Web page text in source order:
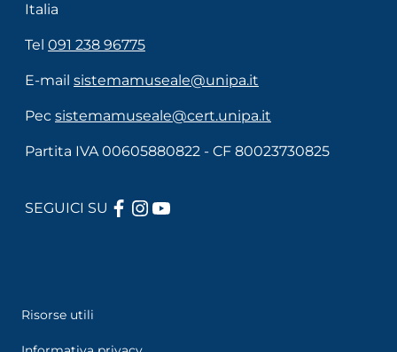
Italia
Tel 091 238 96775
E-mail sistemamuseale@unipa.it
Pec sistemamuseale@cert.unipa.it
Partita IVA 00605880822 - CF 80023730825
SEGUICI SU FACEBOOK
INSTAGRAM
Risorse utili